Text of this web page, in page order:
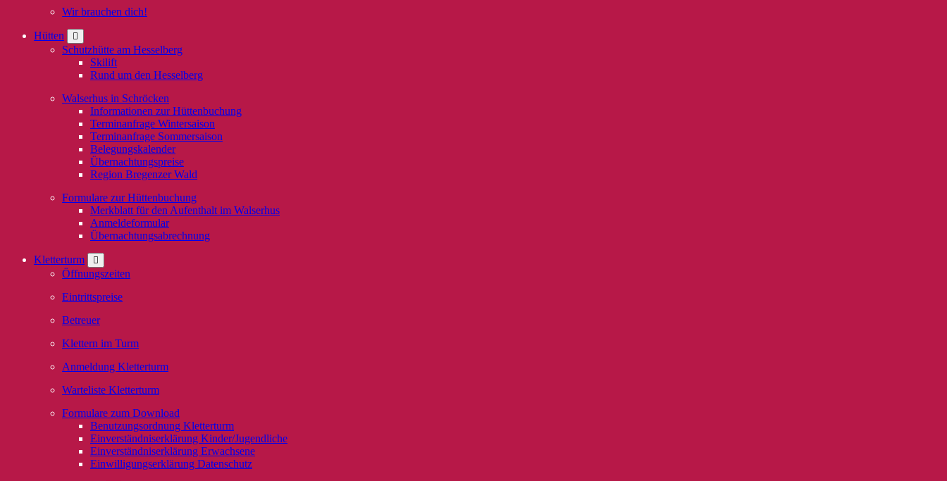
Wir brauchen dich!
Hütten
Schutzhütte am Hesselberg
Skilift
Rund um den Hesselberg
Walserhus in Schröcken
Informationen zur Hüttenbuchung
Terminanfrage Wintersaison
Terminanfrage Sommersaison
Belegungskalender
Übernachtungspreise
Region Bregenzer Wald
Formulare zur Hüttenbuchung
Merkblatt für den Aufenthalt im Walserhus
Anmeldeformular
Übernachtungsabrechnung
Kletterturm
Öffnungszeiten
Eintrittspreise
Betreuer
Klettern im Turm
Anmeldung Kletterturm
Warteliste Kletterturm
Formulare zum Download
Benutzungsordnung Kletterturm
Einverständniserklärung Kinder/Jugendliche
Einverständniserklärung Erwachsene
Einwilligungserklärung Datenschutz